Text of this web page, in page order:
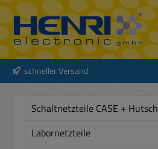
Hauptinhalt springen
Zur Suche springen
Zur Hauptnavigation springen
schneller Versand
Schaltnetzteile CASE + Hutsch
Labornetzteile